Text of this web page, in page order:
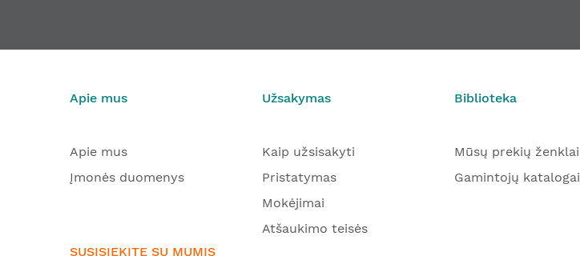
Apie mus
Apie mus
Įmonės duomenys
SUSISIEKITE SU MUMIS
Užsakymas
Kaip užsisakyti
Pristatymas
Mokėjimai
Atšaukimo teisės
Biblioteka
Mūsų prekių ženklai
Gamintojų katalogai